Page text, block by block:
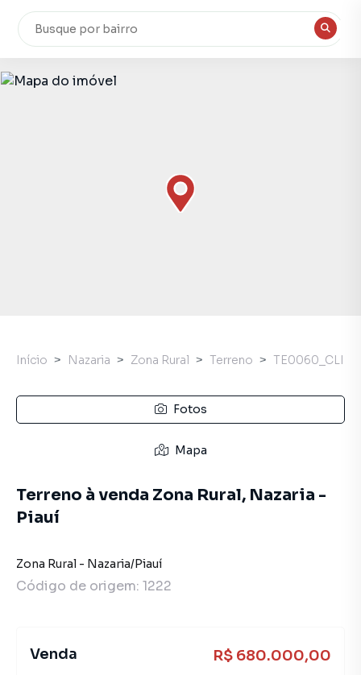
Início Nazaria Zona Rural Terreno TE0060_CLI
Fotos
Mapa
Terreno à venda Zona Rural, Nazaria -
Piauí
Zona Rural - Nazaria/Piauí
Código de origem: 1222
Venda R$ 680.000,00